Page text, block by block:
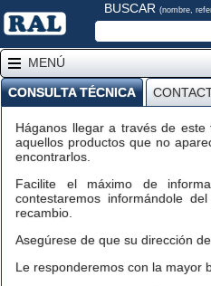
BUSCAR (nombre,
MENÚ
CONSULTA TÉCNICA
Háganos llegar a través de
aquellos productos que no
encontrarlos.
Facilite el máximo de
contestaremos informándole
recambio.
Asegúrese de que su dirección
Le responderemos con la mayor